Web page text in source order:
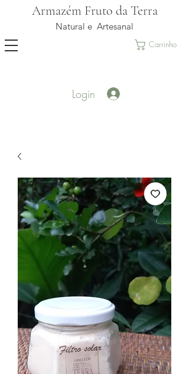
Armazém Fruto da Terra
Natural e Artesanal
Carrinho
Login